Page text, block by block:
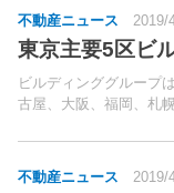
不動産ニュース 2019/
東京主要5区ビ
ビルディンググループ
古屋、大阪、福岡、札
の事務所ビル、推定成
不動産ニュース 2019/